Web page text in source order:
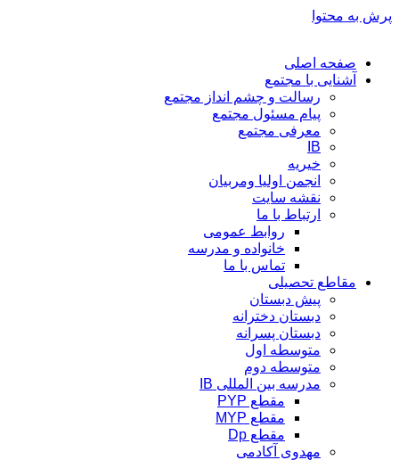
پرش به محتوا
صفحه اصلی
آشنایی با مجتمع
رسالت و چشم انداز مجتمع
پیام مسئول مجتمع
معرفی مجتمع
IB
خیریه
انجمن اولیا ومربیان
نقشه سایت
ارتباط با ما
روابط عمومی
خانواده و مدرسه
تماس با ما
مقاطع تحصیلی
پیش دبستان
دبستان دخترانه
دبستان پسرانه
متوسطه اول
متوسطه دوم
مدرسه بین المللی IB
مقطع PYP
مقطع MYP
مقطع Dp
مهدوی آکادمی